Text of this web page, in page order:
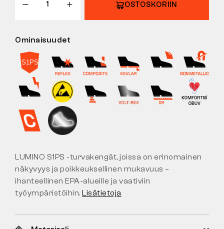
OSTOSKORIIN
Ominaisuudet
LUMINO S1PS -turvakengät, joissa on erinomainen
näkyvyys ja poikkeuksellinen mukavuus –
ihanteellinen EPA-alueille ja vaativiin
työympäristöihin. Lisätietoja